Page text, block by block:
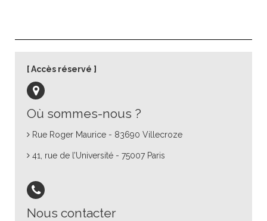
Où sommes-nous ?
Rue Roger Maurice - 83690 Villecroze
41, rue de l’Université - 75007 Paris
Nous contacter
Accès réservé